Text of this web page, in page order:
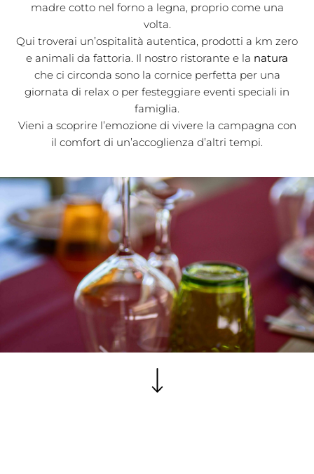
madre cotto nel forno a legna, proprio come una
volta.
Qui troverai un’ospitalità autentica, prodotti a km zero
e animali da fattoria. Il nostro ristorante e la natura
che ci circonda sono la cornice perfetta per una
giornata di relax o per festeggiare eventi speciali in
famiglia.
Vieni a scoprire l’emozione di vivere la campagna con
il comfort di un’accoglienza d’altri tempi.